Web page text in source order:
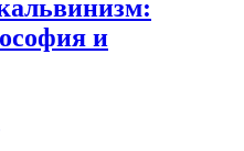
и